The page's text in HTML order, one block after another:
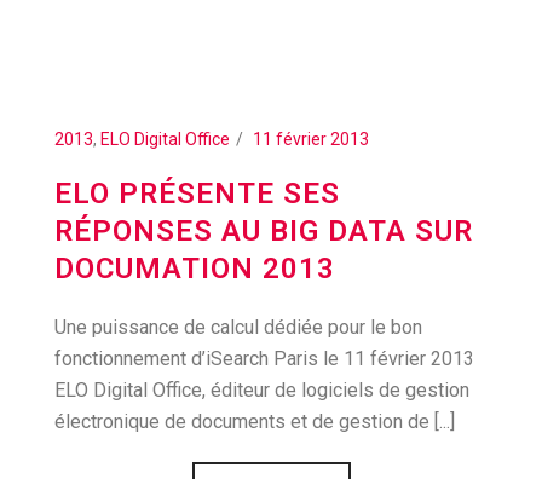
2013, ELO Digital Office 11 février 2013
ELO PRÉSENTE SES
RÉPONSES AU BIG DATA SUR
DOCUMATION 2013
Une puissance de calcul dédiée pour le bon
fonctionnement d’iSearch Paris le 11 février 2013
ELO Digital Office, éditeur de logiciels de gestion
électronique de documents et de gestion de [...]